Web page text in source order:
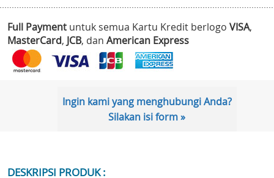
Full Payment untuk semua Kartu Kredit berlogo VISA,
MasterCard, JCB, dan American Express
Ingin kami yang menghubungi Anda?
Silakan isi form »
DESKRIPSI PRODUK :